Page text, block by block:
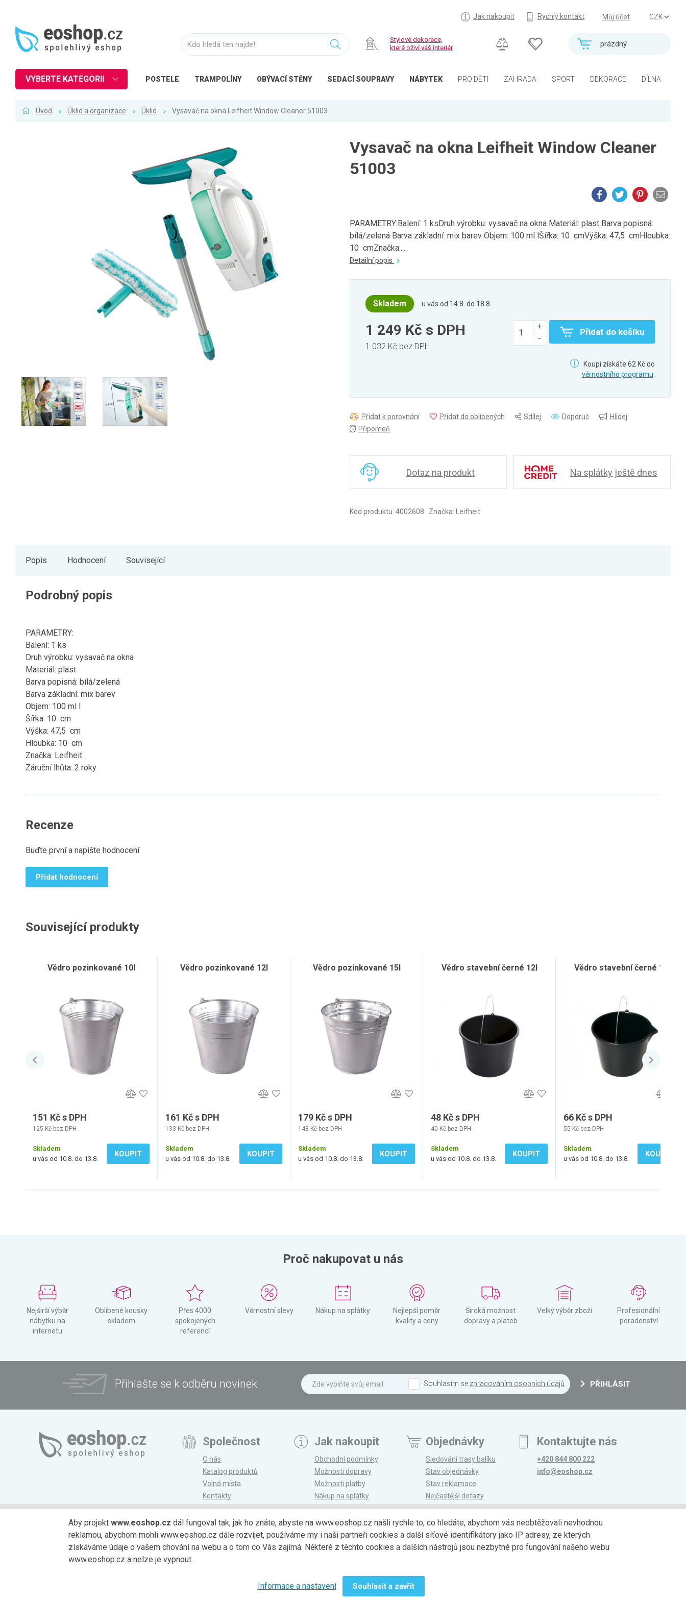
Můj účet
Jak nakoupit Rychlý kontakt
prázdný
Stylové dekorace,
které oživí váš interiér
POSTELE TRAMPOLÍNY OBÝVACÍ STĚNY SEDACÍ SOUPRAVY NÁBYTEK PRO DĚTI ZAHRADA SPORT DEKORACE DÍLNA
VYBERTE KATEGORII
Sport, outdoor
Všechny kategorie
Úvod Úklid a organizace Úklid Vysavač na okna Leifheit Window Cleaner 51003
Vysavač na okna Leifheit Window Cleaner
51003
PARAMETRY:Balení: 1 ksDruh výrobku: vysavač na okna Materiál: plast Barva popisná:
bílá/zelená Barva základní: mix barev Objem: 100 ml lŠířka: 10 cmVýška: 47,5 cmHloubka:
10 cmZnačka:...
Detailní popis
Skladem u vás od 14.8. do 18.8.
1 249 Kč s DPH
1 032 Kč bez DPH
Přidat do košíku
Koupi získáte 62 Kč do
věrnostního programu
Přidat k porovnání Přidat do oblíbených Sdílej Doporuč
Hlídej
Připomeň
Dotaz na produkt Na splátky ještě dnes
Kód produktu: 4002608 Značka: Leifheit
Popis Hodnocení Související
Podrobný popis
PARAMETRY:
Balení: 1 ks
Druh výrobku: vysavač na okna
Materiál: plast
Barva popisná: bílá/zelená
Barva základní: mix barev
Objem: 100 ml l
Šířka: 10 cm
Výška: 47,5 cm
Hloubka: 10 cm
Značka: Leifheit
Záruční lhůta: 2 roky
Recenze
Buďte první a napište hodnocení
Přidat hodnocení
Související produkty
Vědro pozinkované 10l
151 Kč s DPH
125 Kč bez DPH
Skladem
u vás od 10.8. do 13.8.
KOUPIT
Vědro pozinkované 12l
161 Kč s DPH
133 Kč bez DPH
Skladem
u vás od 10.8. do 13.8.
KOUPIT
Vědro pozinkované 15l
179 Kč s DPH
148 Kč bez DPH
Skladem
u vás od 10.8. do 13.8.
KOUPIT
Vědro stavební černé 12l
48 Kč s DPH
40 Kč bez DPH
Skladem
u vás od 10.8. do 13.8.
KOUPIT
Vědro stavební černé 16l
66 Kč s DPH
55 Kč bez DPH
Skladem
u vás od 10.8. do 13.8.
KOUPIT
Proč nakupovat u nás
Nejširší výběr
nábytku na
internetu
Oblíbené kousky
skladem
Přes 4000
spokojených
referencí
Věrnostní slevy Nákup na splátky
Nejlepší poměr
kvality a ceny
Široká možnost
dopravy a plateb
Velký výběr zboží
Profesionální
poradenství
Přihlašte se k odběru novinek Souhlasím se zpracováním osobních údajů PŘIHLÁSIT
Společnost
O nás
Katalog produktů
Volná místa
Kontakty
Magazín
Jak nakoupit
Obchodní podmínky
Možnosti dopravy
Možnosti platby
Nákup na splátky
Reklamace a vrácení
Objednávky
Sledování trasy balíku
Stav objednávky
Stav reklamace
Nejčastější dotazy
Kontaktujte nás
+420 844 800 222
info@eoshop.cz
Možnosti platby Možnosti dopravy Partneři
Aby projektwww.eoshop.cz dál fungoval tak, jak ho znáte, abyste na www.eoshop.cz našli rychle to, co hledáte, abychom vás neobtěžovali nevhodnou
reklamou, abychom mohli www.eoshop.cz dále rozvíjet, používáme my i naši partneři cookies a další síťové identifikátory jako IP adresy, ze kterých
získáváme údaje o vašem chování na webu a o tom co Vás zajímá. Některé z těchto cookies a dalších nástrojů jsou nezbytné pro fungování našeho webu
www.eoshop.cz a nelze je vypnout.
Informace a nastavení Souhlasit a zavřít